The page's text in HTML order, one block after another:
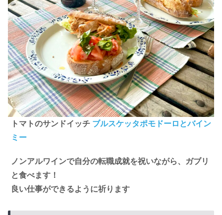
トマトのサンドイッチ ブルスケッタポモドーロとバイン
ミー
ノンアルワインで自分の転職成就を祝いながら、ガブリ
と食べます！
良い仕事ができるように祈ります